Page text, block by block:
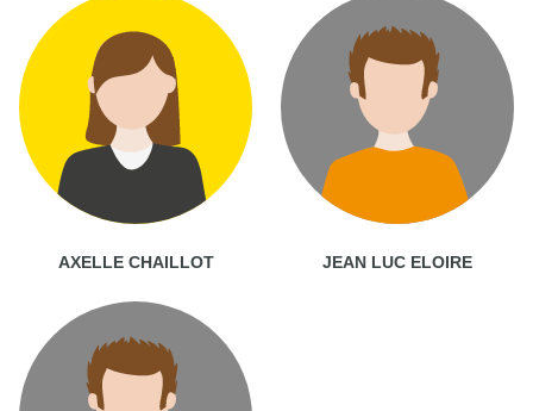
AXELLE CHAILLOT JEAN LUC ELOIRE